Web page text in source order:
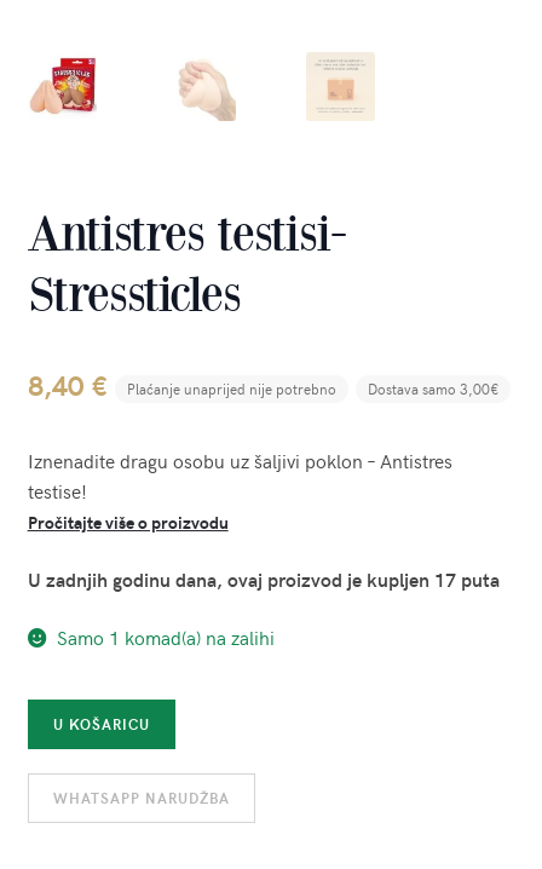
Antistres testisi-
Stressticles
8,40 € Plaćanje unaprijed nije potrebno Dostava samo 3,00€
Iznenadite dragu osobu uz šaljivi poklon – Antistres
testise!
Pročitajte više o proizvodu
U zadnjih godinu dana, ovaj proizvod je kupljen 17 puta
Samo 1 komad(a) na zalihi
Antistres
testisi-
Stressticles
količina
U KOŠARICU
WHATSAPP NARUDŽBA